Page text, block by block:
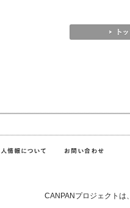
CANPANプロジェクトは、